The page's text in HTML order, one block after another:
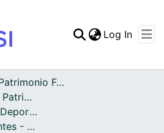
Log In
Archivo del Patrimonio Fotográfico y Fílmico del Valle del Cauca
Fondo Archivo del Patrimonio Fotográfico y Fílmico del Valle del Cauca
La Educación y el Deporte
APFFVC - Estudiantes - Patrimonial